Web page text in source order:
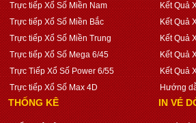
Trực tiếp Xổ Số Miền Nam
Trực tiếp Xổ Số Miền Bắc
Trực tiếp Xổ Số Miền Trung
Trực tiếp Xổ Số Mega 6/45
Trực Tiếp Xổ Số Power 6/55
Trực tiếp Xổ Số Max 4D
Kết Quả
Kết Quả
Kết Quả
Kết Quả
Kết Quả
Hướng
THỐNG KÊ IN VÉ